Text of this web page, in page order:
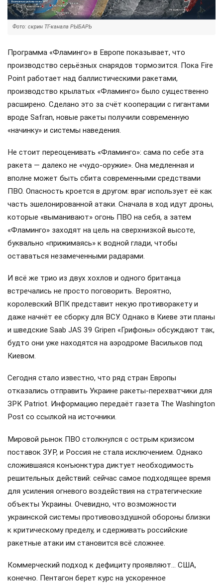
Фото: скрин ТГ-канала РЫБАРЬ
Программа «Фламинго» в Европе показывает, что
производство серьёзных снарядов тормозится. Пока Fire
Point работает над баллистическими ракетами,
производство крылатых «Фламинго» было существенно
расширено. Сделано это за счёт кооперации с гигантами
вроде Safran, новые ракеты получили современную
«начинку» и системы наведения.
Не стоит переоценивать «Фламинго»: сама по себе эта
ракета — далеко не «чудо-оружие». Она медленная и
вполне может быть сбита современными средствами
ПВО. Опасность кроется в другом: враг использует её как
часть эшелонированной атаки. Сначала в ход идут дроны,
которые «выманивают» огонь ПВО на себя, а затем
«Фламинго» заходят на цель на сверхнизкой высоте,
буквально «прижимаясь» к водной глади, чтобы
оставаться незамеченными радарами.
И всё же трио из двух хохлов и одного британца
встречались не просто поговорить. Вероятно,
королевский ВПК представит некую противоракету и
даже начнёт ее сборку для ВСУ. Однако в Киеве эти планы
и шведские Saab JAS 39 Gripen «Грифоны» обсуждают так,
будто они уже находятся на аэродроме Васильков под
Киевом.
Сегодня стало известно, что ряд стран Европы
отказались отправить Украине ракеты-перехватчики для
ЗРК Patriot. Информацию передаёт газета The Washington
Post со ссылкой на источники.
Мировой рынок ПВО столкнулся с острым кризисом
поставок ЗУР, и Россия не стала исключением. Однако
сложившаяся конъюнктура диктует необходимость
решительных действий: сейчас самое подходящее время
для усиления огневого воздействия на стратегические
объекты Украины. Очевидно, что возможности
украинской системы противовоздушной обороны близки
к критическому пределу, и сдерживать российские
ракетные атаки им становится всё сложнее.
Коммерческий подход к дефициту проявляют… США,
конечно. Пентагон берет курс на ускоренное